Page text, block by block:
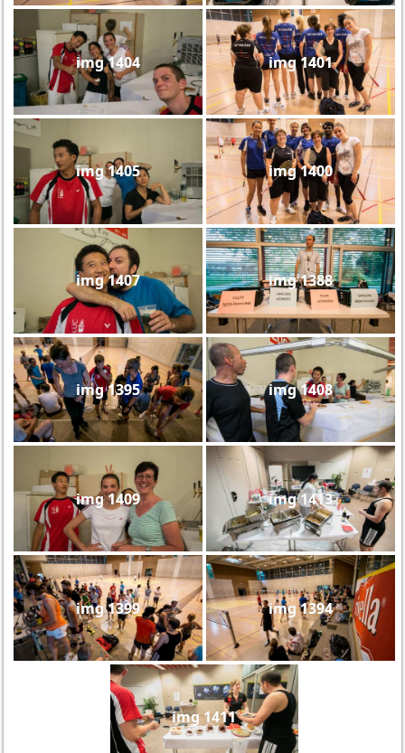
img 1404 img 1401
img 1405 img 1400
img 1407 img 1388
img 1395 img 1408
img 1409 img 1413
img 1399 img 1394
img 1411